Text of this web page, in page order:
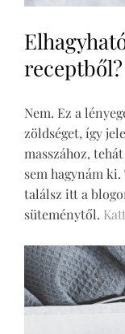
receptből?
Nem. Ez a
zöldséget, így
masszához,
sem hagynám
találsz itt a
süteménytől.